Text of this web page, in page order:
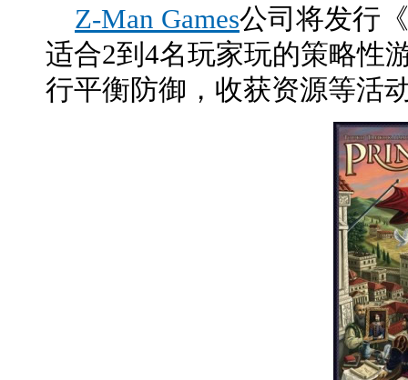
Z-Man Games公司将发行《
适合2到4名玩家玩的策略性
行平衡防御，收获资源等活